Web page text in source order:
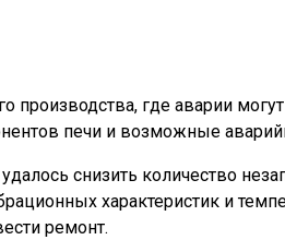
где аварии
печи и возможные
снизить количество
характеристик и
ремонт.